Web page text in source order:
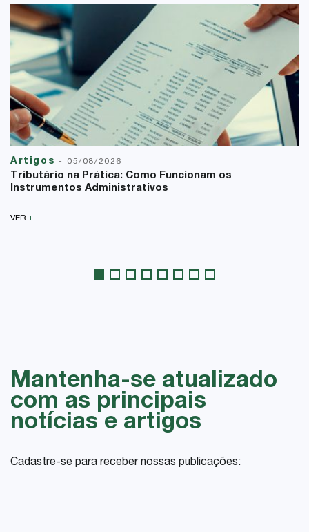
Artigos - 05/08/2026
Tributário na Prática: Como Funcionam os
Instrumentos Administrativos
VER +
Mantenha-se atualizado
com as principais
notícias e artigos
Cadastre-se para receber nossas publicações: